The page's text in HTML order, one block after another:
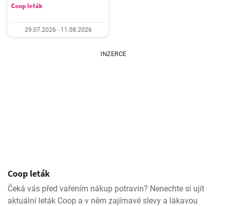
Coop leták
29.07.2026 - 11.08.2026
INZERCE
Coop leták
Čeká vás před vařením nákup potravin? Nenechte si ujít
aktuální leták Coop a v něm zajímavé slevy a lákavou